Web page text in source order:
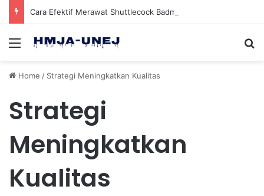
Menu
Home / Strategi Meningkatkan Kualitas
Strategi
Meningkatkan
Kualitas